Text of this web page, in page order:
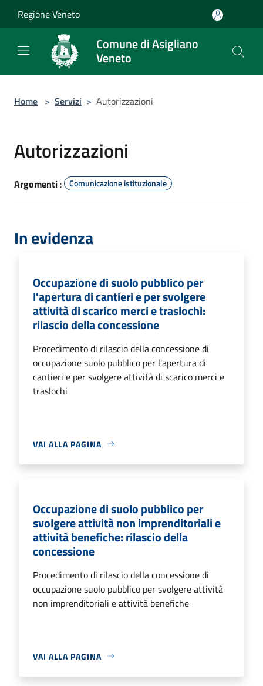
Regione Veneto
Comune di Asigliano
Veneto
Home > Servizi > Autorizzazioni
Autorizzazioni
Argomenti : Comunicazione istituzionale
In evidenza
Occupazione di suolo pubblico per
l'apertura di cantieri e per svolgere
attività di scarico merci e traslochi:
rilascio della concessione
Procedimento di rilascio della concessione di
occupazione suolo pubblico per l'apertura di
cantieri e per svolgere attività di scarico merci e
traslochi
VAI ALLA PAGINA
Occupazione di suolo pubblico per
svolgere attività non imprenditoriali e
attività benefiche: rilascio della
concessione
Procedimento di rilascio della concessione di
occupazione suolo pubblico per svolgere attività
non imprenditoriali e attività benefiche
VAI ALLA PAGINA